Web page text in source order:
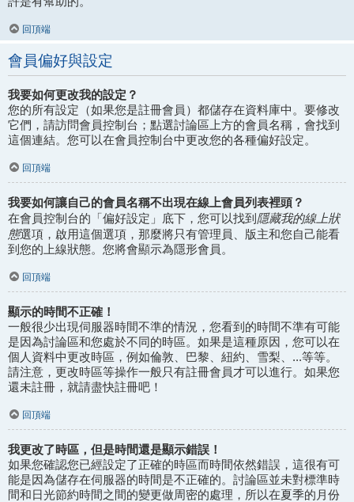
回頂端
會員偏好與設定
我要如何更改我的設定？
您的所有設定（如果您是註冊會員）都儲存在資料庫中。要修改
它們，請訪問會員控制台；點選討論區上方的會員名稱，會找到
這個連結。您可以在會員控制台中更改您的各種偏好設定。
回頂端
我要如何讓自己的會員名稱不出現在線上會員列表裡頭？
在會員控制台的「偏好設定」底下，您可以找到 隱藏我的線上狀
態選項，啟用這個選項，那麼將只有管理員、版主和您自己能看
到您的上線狀態。您將會顯示為隱形會員。
回頂端
顯示的時間不正確！
一般很少出現伺服器時間不準的情況，您看到的時間不準有可能
是因為討論區和您處於不同的時區。如果是這種原因，您可以在
個人資料中更改時區，例如倫敦、巴黎、紐約、雪梨、...等等。
請注意，更改時區等操作一般只有註冊會員才可以進行。如果您
還未註冊，就請盡快註冊吧！
回頂端
我更改了時區，但是時間還是顯示錯誤！
如果您確認您已經設定了正確的時區而時間依然錯誤，這很有可
能是因為儲存在伺服器的時間是不正確的。討論區並未對標準時
間和日光節約時間之間的變更做周密的處理，所以在夏季的月份